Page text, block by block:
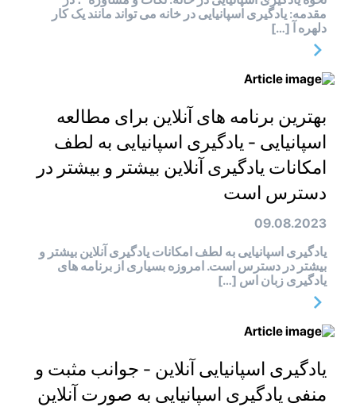
مقدمه: یادگیری اسپانیایی در خانه می تواند مانند یک کار
دلهره آ […]
بهترین برنامه های آنلاین برای مطالعه
اسپانیایی - یادگیری اسپانیایی به لطف
امکانات یادگیری آنلاین بیشتر و بیشتر در
دسترس است
09.08.2023
یادگیری اسپانیایی به لطف امکانات یادگیری آنلاین بیشتر و
بیشتر در دسترس است. امروزه بسیاری از برنامه های
یادگیری زبان اس […]
یادگیری اسپانیایی آنلاین - جوانب مثبت و
منفی یادگیری اسپانیایی به صورت آنلاین